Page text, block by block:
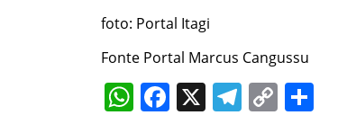
foto: Portal Itagi
Fonte Portal Marcus Cangussu
WhatsApp
Facebook
X Copy